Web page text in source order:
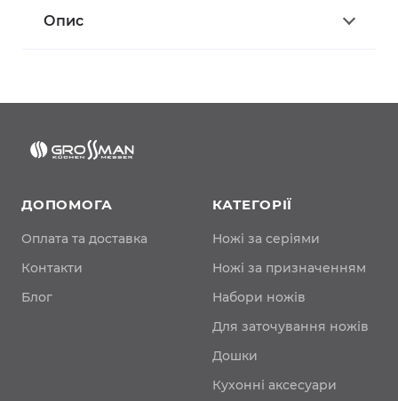
Опис
ДОПОМОГА
Оплата та доставка
Контакти
Блог
КАТЕГОРІЇ
Ножі за серіями
Ножі за призначенням
Набори ножів
Для заточування ножів
Дошки
Кухонні аксесуари